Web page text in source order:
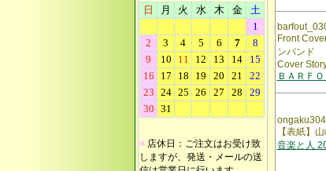
■ 店休日：ご注文はお受け致
しますが、発送・メールの送
Front
ンバンド
Cover
ＢＡＲＦ
ongaku304
【表紙】
音楽と人